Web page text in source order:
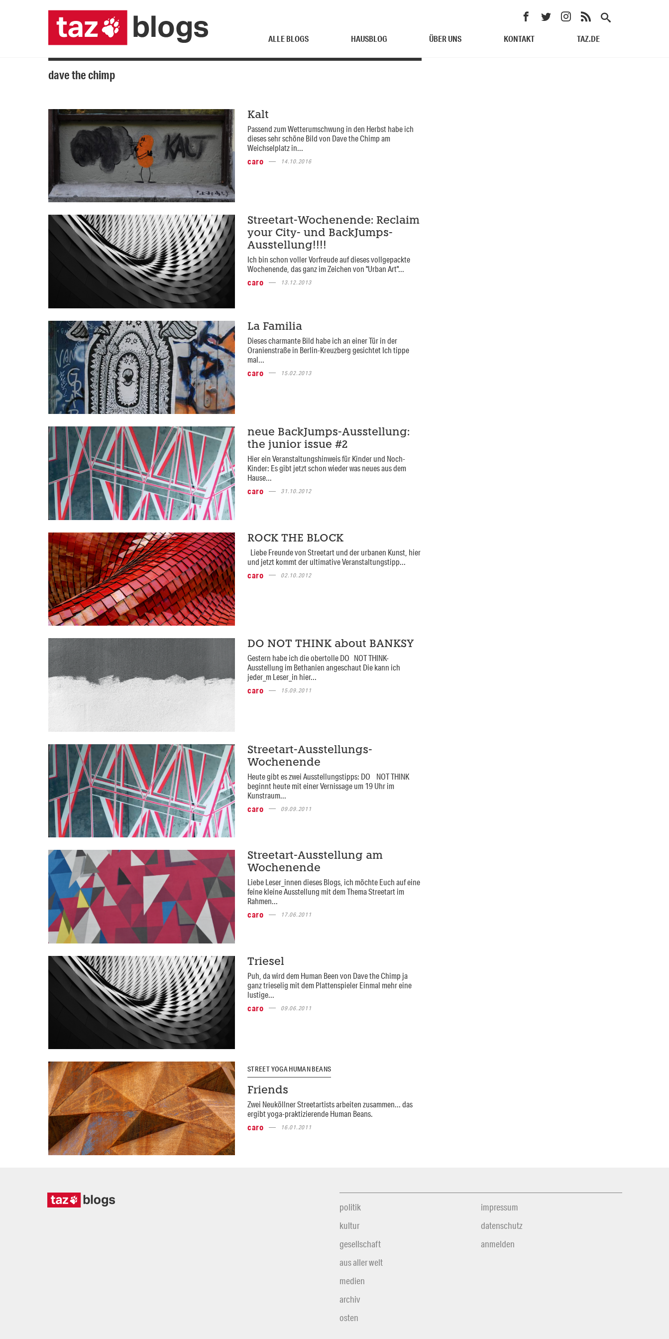
ALLE BLOGS HAUSBLOG ÜBER UNS KONTAKT TAZ.DE
dave the chimp
Kalt
Passend zum Wetterumschwung in den Herbst habe ich
dieses sehr schöne Bild von Dave the Chimp am
Weichselplatz in...
caro
14.10.2016
Streetart-Wochenende: Reclaim
your City- und BackJumps-
Ausstellung!!!!
Ich bin schon voller Vorfreude auf dieses vollgepackte
Wochenende, das ganz im Zeichen von "Urban Art"...
caro
13.12.2013
La Familia
Dieses charmante Bild habe ich an einer Tür in der
Oranienstraße in Berlin-Kreuzberg gesichtet Ich tippe
mal...
caro
15.02.2013
neue BackJumps-Ausstellung:
the junior issue #2
Hier ein Veranstaltungshinweis für Kinder und Noch-
Kinder: Es gibt jetzt schon wieder was neues aus dem
Hause...
caro
31.10.2012
ROCK THE BLOCK
Liebe Freunde von Streetart und der urbanen Kunst, hier
und jetzt kommt der ultimative Veranstaltungstipp...
caro
02.10.2012
DO NOT THINK about BANKSY
Gestern habe ich die obertolle DO NOT THINK-
Ausstellung im Bethanien angeschaut Die kann ich
jeder_m Leser_in hier...
caro
15.09.2011
Streetart-Ausstellungs-
Wochenende
Heute gibt es zwei Ausstellungstipps: DO NOT THINK
beginnt heute mit einer Vernissage um 19 Uhr im
Kunstraum...
caro
09.09.2011
Streetart-Ausstellung am
Wochenende
Liebe Leser_innen dieses Blogs, ich möchte Euch auf eine
feine kleine Ausstellung mit dem Thema Streetart im
Rahmen...
caro
17.06.2011
Triesel
Puh, da wird dem Human Been von Dave the Chimp ja
ganz trieselig mit dem Plattenspieler Einmal mehr eine
lustige...
caro
09.06.2011
STREET YOGA HUMAN BEANS
Friends
Zwei Neuköllner Streetartists arbeiten zusammen... das
ergibt yoga-praktizierende Human Beans.
caro
16.01.2011
politik
kultur
gesellschaft
aus aller welt
medien
archiv
osten
impressum
datenschutz
anmelden